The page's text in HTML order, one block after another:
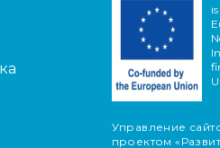
Управление
проектом